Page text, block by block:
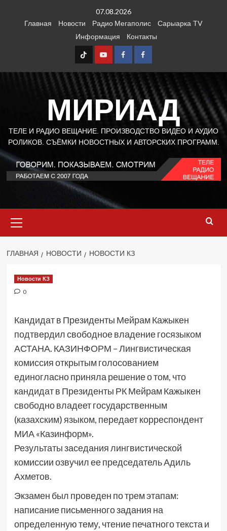
07.08.2026
Главная
Новости Радио Мегаполис
Сарыарка TV
Информация
Контакты
TT Youtube
FB1 FB2
МИРИАД
ТЕЛЕ И РАДИО ВЕЩАНИЕ. ПРОИЗВОДСТВО ВИДЕО И АУДИО
РОЛИКОВ. СЪЁМКИ НОВОСТНЫХ И АВТОРСКИХ ПРОГРАММ.
меню
ГЛАВНАЯ НОВОСТИ НОВОСТИ КЗ
Новости КЗ
0
Кандидат в Президенты Мейрам Кажыкен
подтвердил свободное владение госязыком
АСТАНА. КАЗИНФОРМ – Лингвистическая
комиссия открытым голосованием
единогласно приняла решение о том, что
кандидат в Президенты РК Мейрам Кажыкен
свободно владеет государственным
(казахским) языком, передает корреспондент
МИА «Казинформ».
Результаты заседания лингвистической
комиссии озвучил ее председатель Адиль
Ахметов.
Экзамен был проведен по трем этапам:
написание письменного задания на
определенную тему, чтение печатного текста и